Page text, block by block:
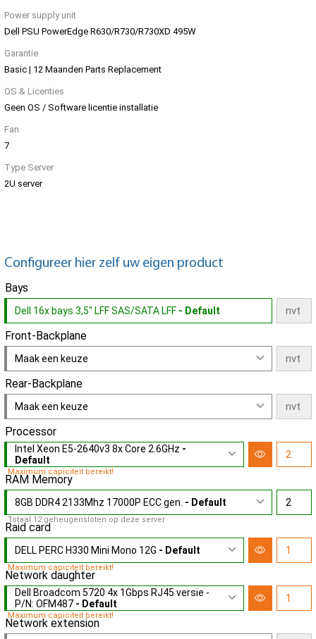
Power supply unit
Dell PSU PowerEdge R630/R730/R730XD 495W
Garantie
Basic | 12 Maanden Parts Replacement
OS & Licenties
Geen OS / Software licentie installatie
Fan
7
Type Server
2U server
Configureer hier zelf uw eigen product
Bays
Dell 16x bays 3,5" LFF SAS/SATA LFF - Default
Front-Backplane
Maak een keuze
Rear-Backplane
Maak een keuze
Processor
Intel Xeon E5-2640v3 8x Core 2.6GHz -
Default
Maximum capiciteit bereikt!
RAM Memory
8GB DDR4 2133Mhz 17000P ECC gen. - Default
Totaal 12 geheugensloten op deze server
Raid card
DELL PERC H330 Mini Mono 12G - Default
Maximum capiciteit bereikt!
Network daughter
Dell Broadcom 5720 4x 1Gbps RJ45 versie -
P/N: OFM487 - Default
Maximum capiciteit bereikt!
Network extension